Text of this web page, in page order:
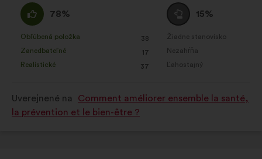
Súhlasím
:
78%
Obľúbená položka
: 38
krát
Zanedbateľné
: 17
krát
Realistické
: 37
krát
Neutrálny
hlas
:
15%
Žiadne stanovisko
:krát
Nezahŕňa
:krát
Ľahostajný
:krát
Uverejnené na
Comment améliorer ensemble la santé,
la prévention et le bien-être ?